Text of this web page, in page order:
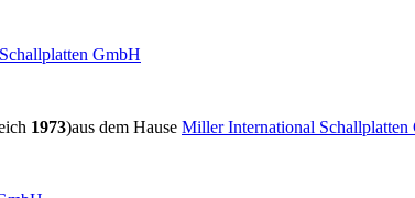
GmbH
1973)aus dem Hause Miller International Schallplatten